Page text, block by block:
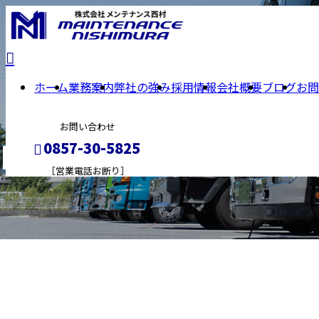
ホーム業務案内弊社の強み採用情報会社概要ブログお
お問い合わせ
0857-30-5825
［営業電話お断り］
メールフォーム
BLOG